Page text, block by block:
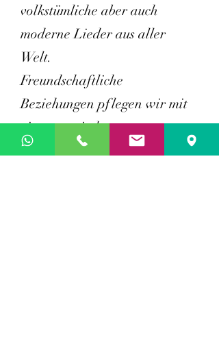
volkstümliche aber auch
moderne Lieder aus aller
Welt.
Freundschaftliche
Beziehungen pflegen wir mit
einem russischen
Folkloreensemble aus Gotha